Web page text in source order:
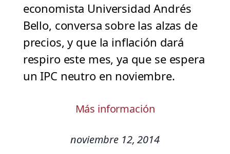
economista Universidad Andrés
Bello, conversa sobre las alzas de
precios, y que la inflación dará
respiro este mes, ya que se espera
un IPC neutro en noviembre.
Más información
noviembre 12, 2014